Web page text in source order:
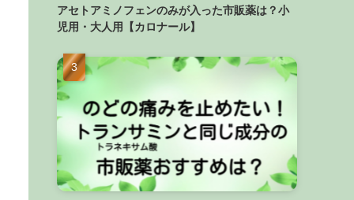
アセトアミノフェンのみが入った市販薬は？小
児用・大人用【カロナール】